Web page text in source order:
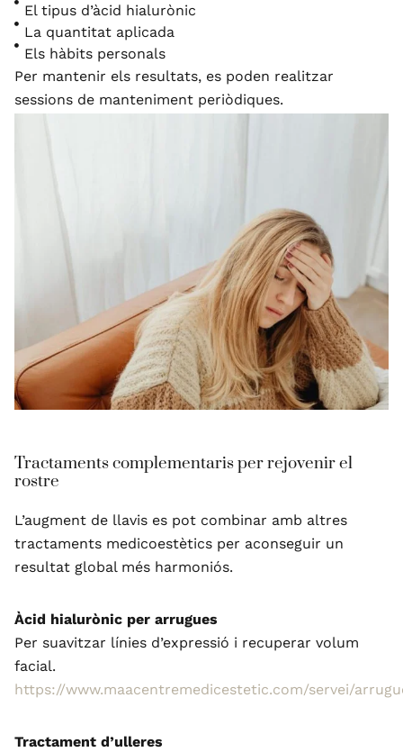
El tipus d’àcid hialurònic
La quantitat aplicada
Els hàbits personals
Per mantenir els resultats, es poden realitzar
sessions de manteniment periòdiques.
Tractaments complementaris per rejovenir el
rostre
L’augment de llavis es pot combinar amb altres
tractaments medicoestètics per aconseguir un
resultat global més harmoniós.
Àcid hialurònic per arrugues
Per suavitzar línies d’expressió i recuperar volum
facial.
https://www.maacentremedicestetic.com/servei/
Tractament d’ulleres